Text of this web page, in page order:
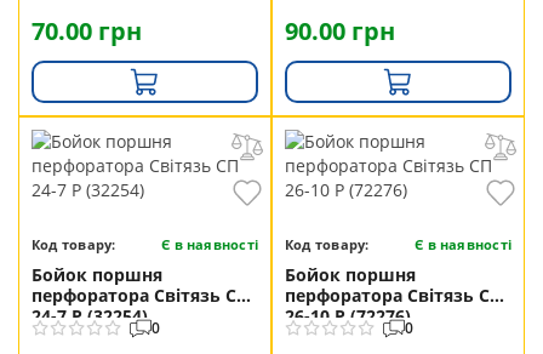
70.00 грн 90.00 грн
Код товару: Є в наявності
Бойок поршня
перфоратора Світязь СП
24-7 Р (32254)
0
Код товару: Є в наявності
Бойок поршня
перфоратора Світязь СП
26-10 Р (72276)
0